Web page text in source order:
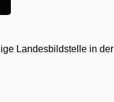
Landesbildstelle in der